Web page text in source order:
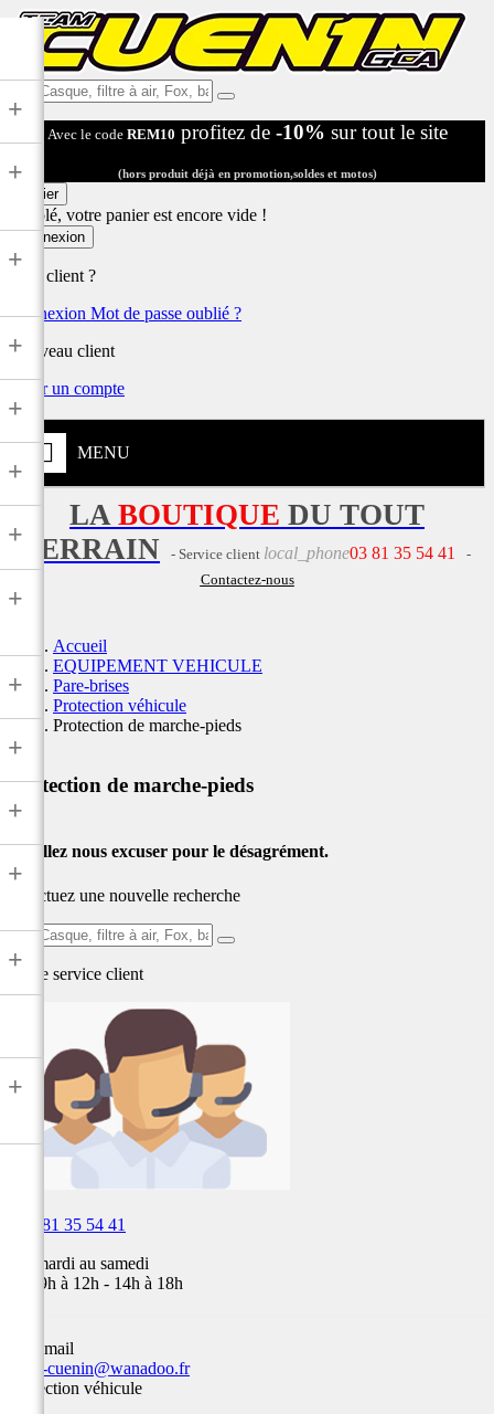
Ex:
Casque,
filtre
air,
Fox,
...
Avec le code REM10 profitez de -10% sur tout le site
(hors produit déjà en promotion,soldes et motos)
Panier
Désolé, votre panier est encore vide !
Connexion
Déjà client ?
Connexion Mot de passe oublié ?
Nouveau client
Créer un compte
MENU
+
+
+
+
+
+
+
+
+
+
+
+
+
+
LA BOUTIQUE DU TOUT
TERRAIN
- Service client local_phone03 81 35 54 41
-
Contactez-nous
Accueil
EQUIPEMENT VEHICULE
Pare-brises
Protection véhicule
Protection de marche-pieds
Protection de marche-pieds
Veuillez nous excuser pour le désagrément.
Effectuez une nouvelle recherche
Ex:
batterie
Notre service client
03 81 35 54 41
Du mardi au samedi
de 09h à 12h - 14h à 18h
Par email
team-cuenin@wanadoo.fr
Protection véhicule